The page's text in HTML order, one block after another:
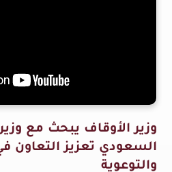
وزير الأوقاف يبحث مع
السعودي تعزيز التعاون
والتوعوية